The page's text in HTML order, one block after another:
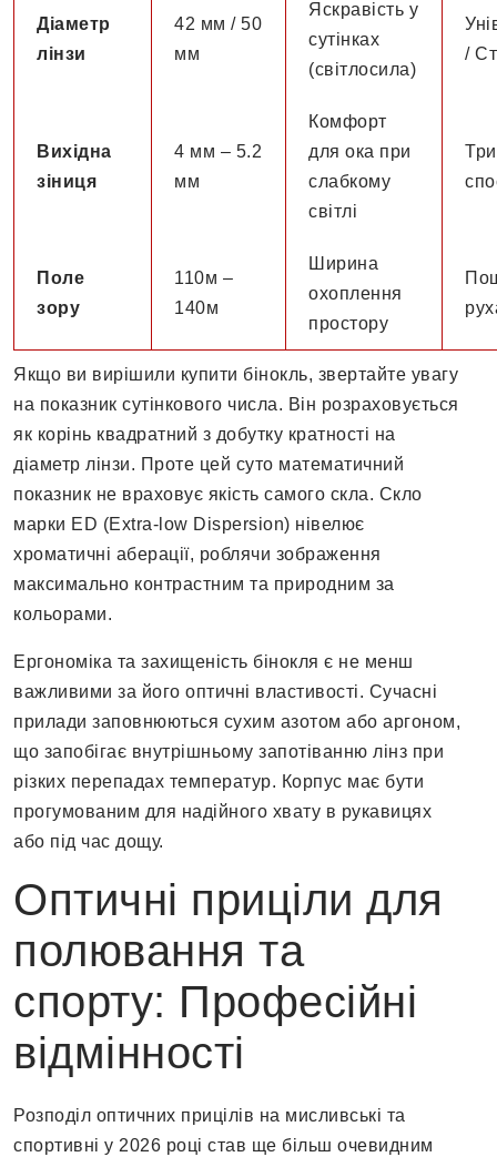
Діаметр
лінзи
42 мм / 50
мм
Яскравість у
сутінках
(світлосила)
/
Вихідна
зіниця
4 мм – 5.2
мм
Комфорт
для ока при
слабкому
світлі
Поле
зору
110м –
140м
Ширина
охоплення
простору
Якщо ви вирішили купити бінокль, звертайте увагу
на показник сутінкового числа. Він розраховується
як корінь квадратний з добутку кратності на
діаметр лінзи. Проте цей суто математичний
показник не враховує якість самого скла. Скло
марки ED (Extra-low Dispersion) нівелює
хроматичні аберації, роблячи зображення
максимально контрастним та природним за
кольорами.
Ергономіка та захищеність бінокля є не менш
важливими за його оптичні властивості. Сучасні
прилади заповнюються сухим азотом або аргоном,
що запобігає внутрішньому запотіванню лінз при
різких перепадах температур. Корпус має бути
прогумованим для надійного хвату в рукавицях
або під час дощу.
Оптичні приціли для
полювання та
спорту: Професійні
відмінності
Розподіл оптичних прицілів на мисливські та
спортивні у 2026 році став ще більш очевидним